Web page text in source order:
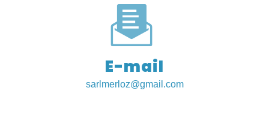
E-mail
sarlmerloz@gmail.com